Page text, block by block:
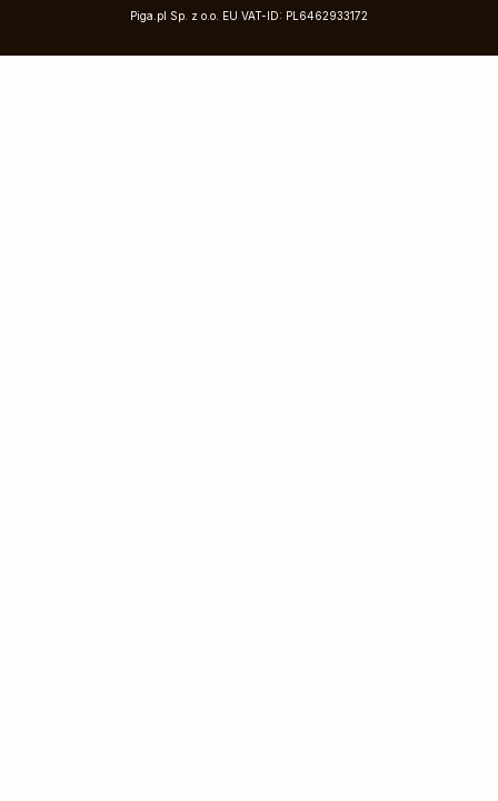
Piga.pl Sp. z o.o. EU VAT-ID: PL6462933172